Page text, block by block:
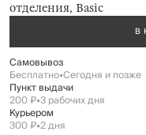
отделения, Basic
В
Самовывоз
Бесплатно•Сегодня и позже
Пункт выдачи
200 ₽•3 рабочих дня
Курьером
300 ₽•2 дня